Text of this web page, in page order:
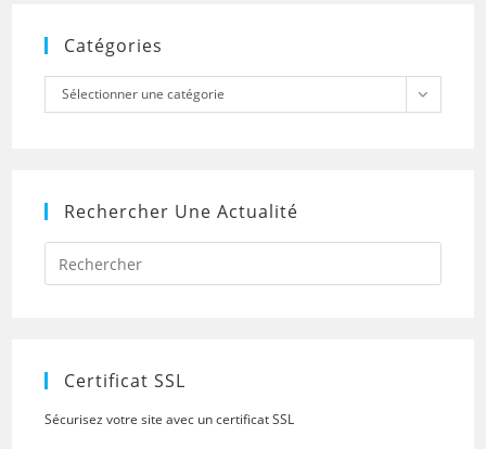
Catégories
Catégories
Sélectionner une catégorie
Rechercher Une Actualité
Press
to
Certificat SSL
Sécurisez votre site avec un certificat SSL